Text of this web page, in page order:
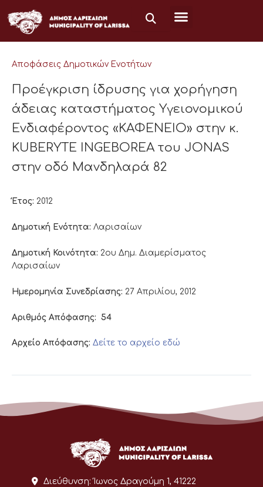
στο
περιεχόμενο
Αποφάσεις Δημοτικών Ενοτήτων
Προέγκριση ίδρυσης για χορήγηση
άδειας καταστήματος Υγειονομικού
Ενδιαφέροντος «ΚΑΦΕΝΕΙΟ» στην κ.
KUBERYTE INGEBOREA του JONAS
στην οδό Μανδηλαρά 82
Έτος: 2012
Δημοτική Ενότητα: Λαρισαίων
Δημοτική Κοινότητα: 2ου Δημ. Διαμερίσματος
Λαρισαίων
Ημερομηνία Συνεδρίασης: 27 Απριλίου, 2012
Αριθμός Απόφασης: 54
Αρχείο Απόφασης: Δείτε το αρχείο εδώ
Διεύθυνση: Ίωνος Δραγούμη 1, 41222